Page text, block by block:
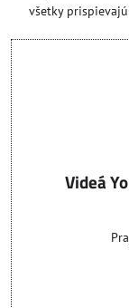
všetky
Videá